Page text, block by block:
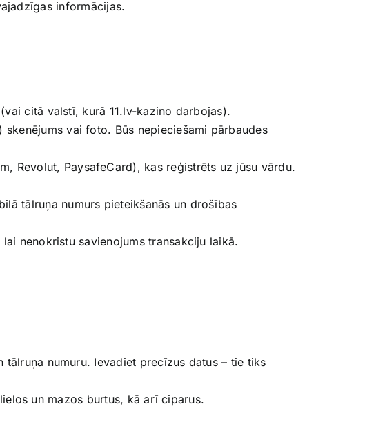
informācijas.
citā valstī, kurā 11.lv-kazino darbojas).
vai foto. Būs nepieciešami pārbaudes
Revolut, PaysafeCard), kas reģistrēts uz jūsu vārdu.
tālruņa numurs pieteikšanās un drošības
nenokristu savienojums transakciju laikā.
numuru. Ievadiet precīzus datus – tie tiks
un mazos burtus, kā arī ciparus.